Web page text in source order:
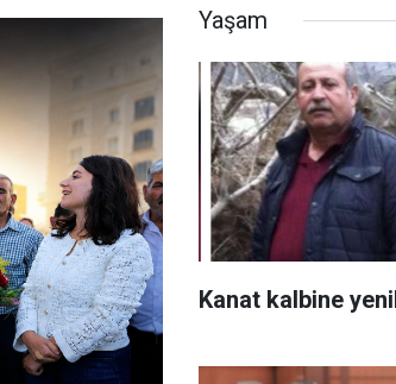
Yaşam
Kanat kalbine